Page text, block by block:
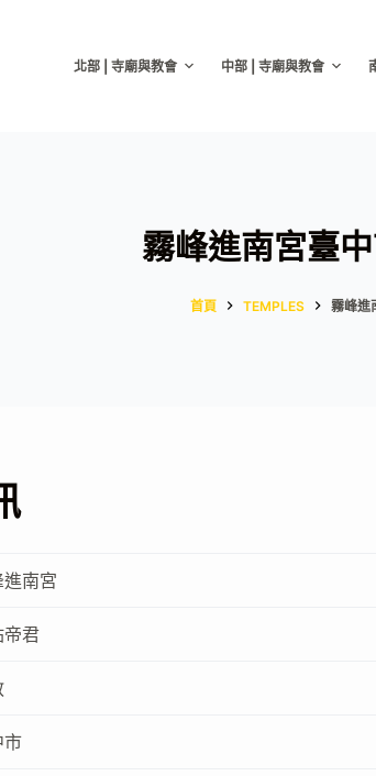
北部 | 寺廟與教會 中部 | 寺廟與教會
霧峰進南宮臺
首頁 TEMPLES 霧峰進
進南宮
帝君
市